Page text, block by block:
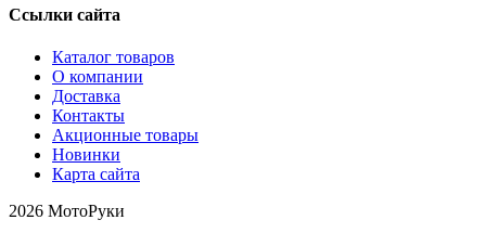
Ссылки сайта
Каталог товаров
О компании
Доставка
Контакты
Акционные товары
Новинки
Карта сайта
2026 МотоРуки